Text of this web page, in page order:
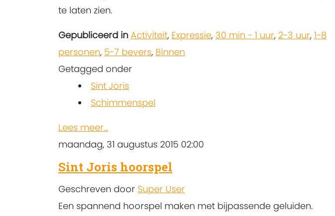
te laten zien.
Gepubliceerd in Activiteit, Expressie, 30 min - 1 uur, 2-3 uur, 1-8
personen, 5-7 bevers, Binnen
Getagged onder
Sint Joris
Schimmenspel
Lees meer...
maandag, 31 augustus 2015 02:00
Sint Joris hoorspel
Geschreven door Super User
Een spannend hoorspel maken met bijpassende geluiden.